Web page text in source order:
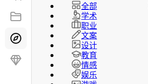
全部
学术
职业
文案
设计
教育
情感
娱乐